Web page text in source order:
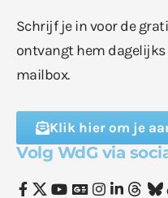
Schrijf je in voor de
ontvangt hem
mailbox.
Klik hier om je
Volg WdG via